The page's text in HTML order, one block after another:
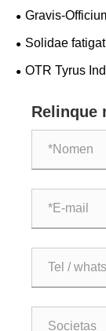
crucial ad
Gravis-
pervenire
Solidae
Operations?
OTR Tyrus
Relinque